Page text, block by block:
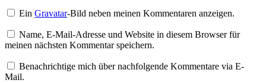
EinGravatar-Bild neben meinen Kommentaren anzeigen.
Name, E-Mail-Adresse und Website in diesem Browser für
meinen nächsten Kommentar speichern.
Benachrichtige mich über nachfolgende Kommentare via E-
Mail.